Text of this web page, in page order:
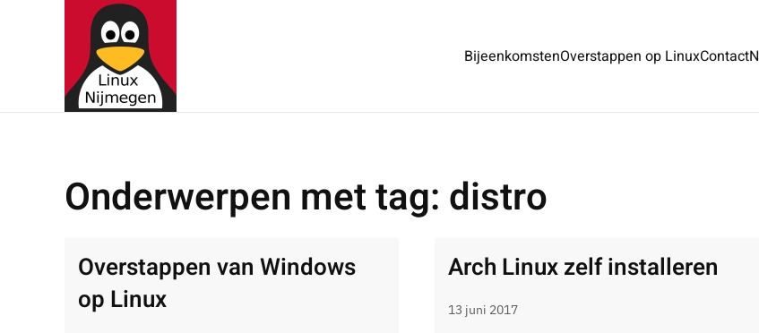
Terug naar hoofdinhoud BijeenkomstenOverstappen op LinuxContact
Onderwerpen met tag: distro
Overstappen van Windows
op Linux
Arch Linux zelf installeren
13 juni 2017